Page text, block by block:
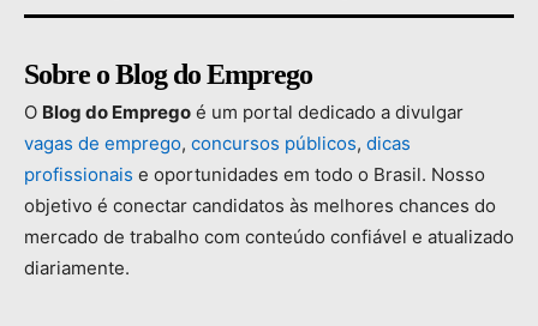
Sobre o Blog do Emprego
O Blog do Emprego é um portal dedicado a divulgar
vagas de emprego, concursos públicos, dicas
profissionais e oportunidades em todo o Brasil. Nosso
objetivo é conectar candidatos às melhores chances do
mercado de trabalho com conteúdo confiável e atualizado
diariamente.